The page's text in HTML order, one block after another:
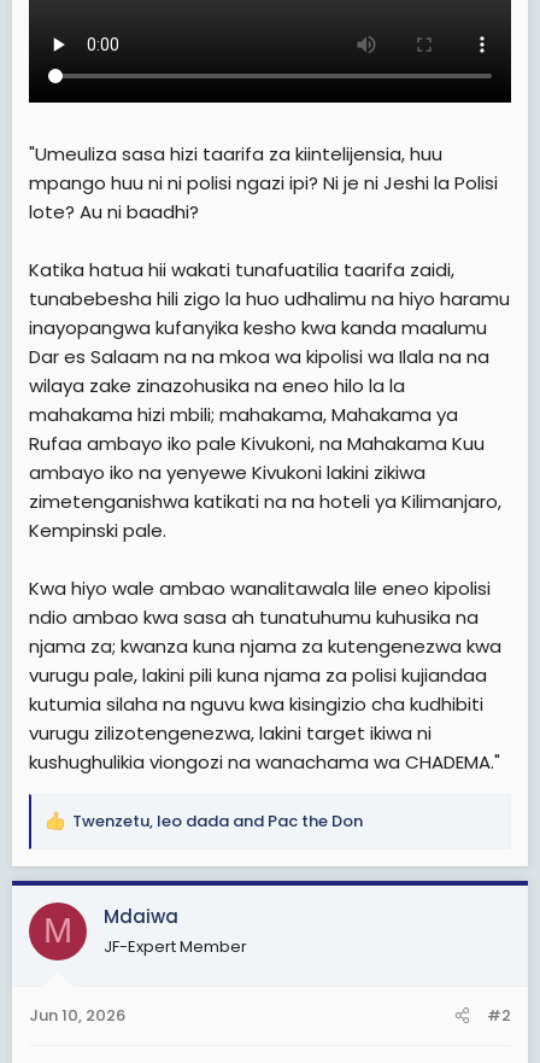
"Umeuliza sasa hizi taarifa za kiintelijensia, huu
mpango huu ni ni polisi ngazi ipi? Ni je ni Jeshi la Polisi
lote? Au ni baadhi?
Katika hatua hii wakati tunafuatilia taarifa zaidi,
tunabebesha hili zigo la huo udhalimu na hiyo haramu
inayopangwa kufanyika kesho kwa kanda maalumu
Dar es Salaam na na mkoa wa kipolisi wa Ilala na na
wilaya zake zinazohusika na eneo hilo la la
mahakama hizi mbili; mahakama, Mahakama ya
Rufaa ambayo iko pale Kivukoni, na Mahakama Kuu
ambayo iko na yenyewe Kivukoni lakini zikiwa
zimetenganishwa katikati na na hoteli ya Kilimanjaro,
Kempinski pale.
Kwa hiyo wale ambao wanalitawala lile eneo kipolisi
ndio ambao kwa sasa ah tunatuhumu kuhusika na
njama za; kwanza kuna njama za kutengenezwa kwa
vurugu pale, lakini pili kuna njama za polisi kujiandaa
kutumia silaha na nguvu kwa kisingizio cha kudhibiti
vurugu zilizotengenezwa, lakini target ikiwa ni
kushughulikia viongozi na wanachama wa CHADEMA."
R
a
c
t
i
s
Twenzetu, leo dada and Pac the Don
M Mdaiwa
JF-Expert Member
Jun 10, 2026 #2